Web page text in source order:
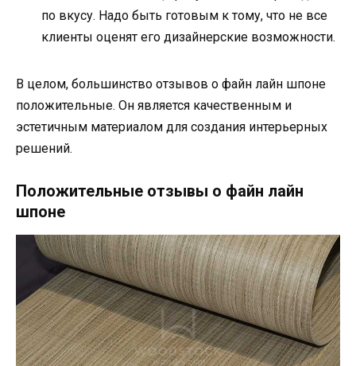
по вкусу. Надо быть готовым к тому, что не все
клиенты оценят его дизайнерские возможности.
В целом, большинство отзывов о файн лайн шпоне
положительные. Он является качественным и
эстетичным материалом для создания интерьерных
решений.
Положительные отзывы о файн лайн
шпоне